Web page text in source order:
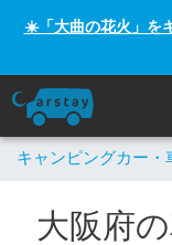
☀️「大曲の花火」を
キャンピングカー・
大阪府